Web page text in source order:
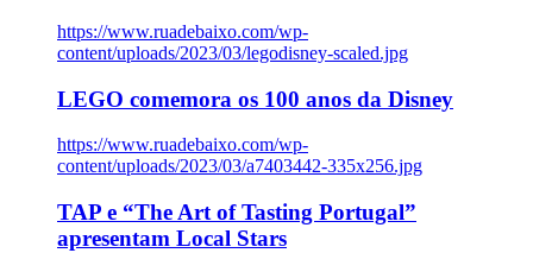
https://www.ruadebaixo.com/wp-
content/uploads/2023/03/legodisney-scaled.jpg
LEGO comemora os 100 anos da Disney
https://www.ruadebaixo.com/wp-
content/uploads/2023/03/a7403442-335x256.jpg
TAP e “The Art of Tasting Portugal”
apresentam Local Stars